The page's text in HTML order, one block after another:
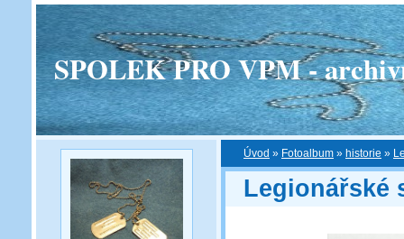
SPOLEK PRO VPM -
Úvod » Fotoalbum » historie »
Legionářské